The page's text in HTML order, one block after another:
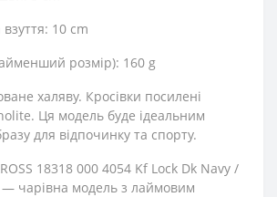
10 cm
розмір): 160 g
халяву. Кросівки посилені
Ця модель буде ідеальним
для відпочинку та спорту.
18318 000 4054 Kf Lock Dk Navy /
— чарівна модель з лаймовим